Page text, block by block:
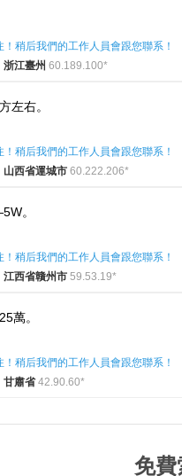
稍后我們的工作人員會跟您聯系！
浙江臺州 60.189.100*
左右。
稍后我們的工作人員會跟您聯系！
山西省運城市 60.222.206*
。
稍后我們的工作人員會跟您聯系！
江西省贛州市 59.53.19*
萬。
稍后我們的工作人員會跟您聯系！
甘肅省42.90.60*
免費